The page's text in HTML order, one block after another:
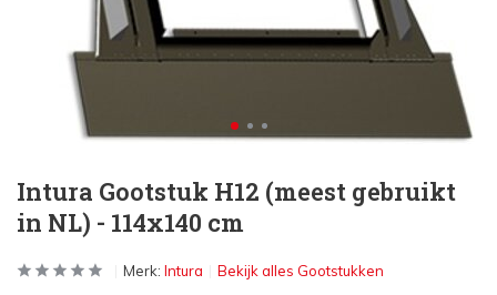
Intura Gootstuk H12 (meest gebruikt
in NL) - 114x140 cm
Merk: Intura Bekijk alles Gootstukken